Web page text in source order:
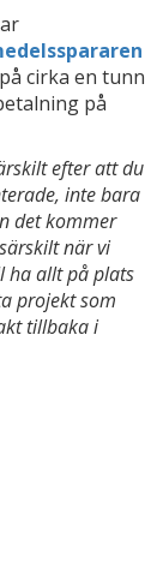
cirka en tunn
på
efter att du
inte bara
det kommer
när vi
ha allt på plats
projekt som
tillbaka i